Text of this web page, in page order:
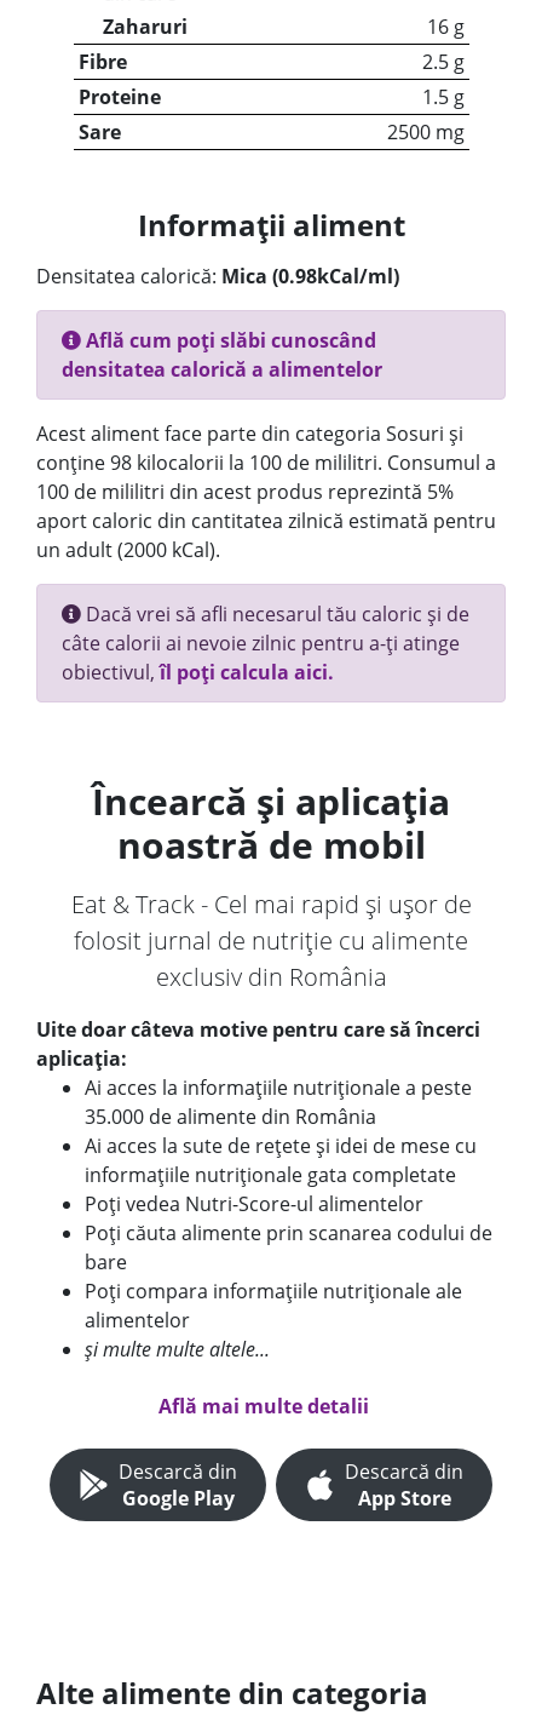
Zaharuri
16 g
Fibre
2.5 g
Proteine
1.5 g
Sare
2500 mg
Informații aliment
Densitatea calorică: Mica (0.98kCal/ml)
Află cum poți slăbi cunoscând
densitatea calorică a alimentelor
Acest aliment face parte din categoria Sosuri și
conține 98 kilocalorii la 100 de mililitri. Consumul a
100 de mililitri din acest produs reprezintă 5%
aport caloric din cantitatea zilnică estimată pentru
un adult (2000 kCal).
Dacă vrei să afli necesarul tău caloric și de
câte calorii ai nevoie zilnic pentru a-ți atinge
obiectivul,îl poți calcula aici.
Încearcă și aplicația
noastră de mobil
Eat & Track - Cel mai rapid și ușor de
folosit jurnal de nutriție cu alimente
exclusiv din România
Uite doar câteva motive pentru care să încerci
aplicația:
Ai acces la informațiile nutriționale a peste
35.000 de alimente din România
Ai acces la sute de rețete și idei de mese cu
informațiile nutriționale gata completate
Poți vedea Nutri-Score-ul alimentelor
Poți căuta alimente prin scanarea codului de
bare
Poți compara informațiile nutriționale ale
alimentelor
și multe multe altele...
Află mai multe detalii
Descarcă din
Google Play
Descarcă din
App Store
Alte alimente din categoria